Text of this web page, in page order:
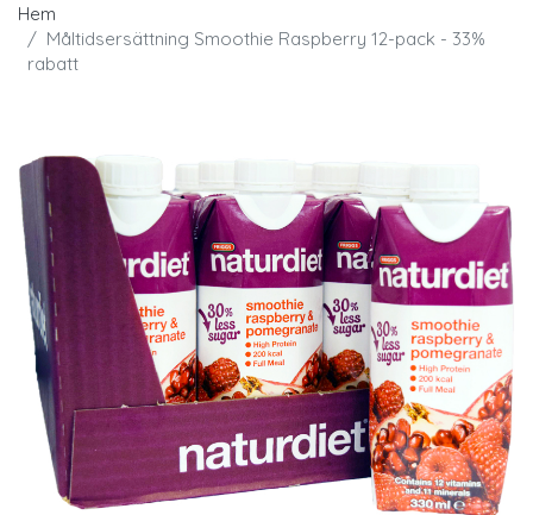
Hem
Måltidsersättning Smoothie Raspberry 12-pack - 33%
rabatt